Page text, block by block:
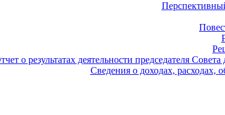
о результатах деятельности председателя
Сведения о доходах, расходах,